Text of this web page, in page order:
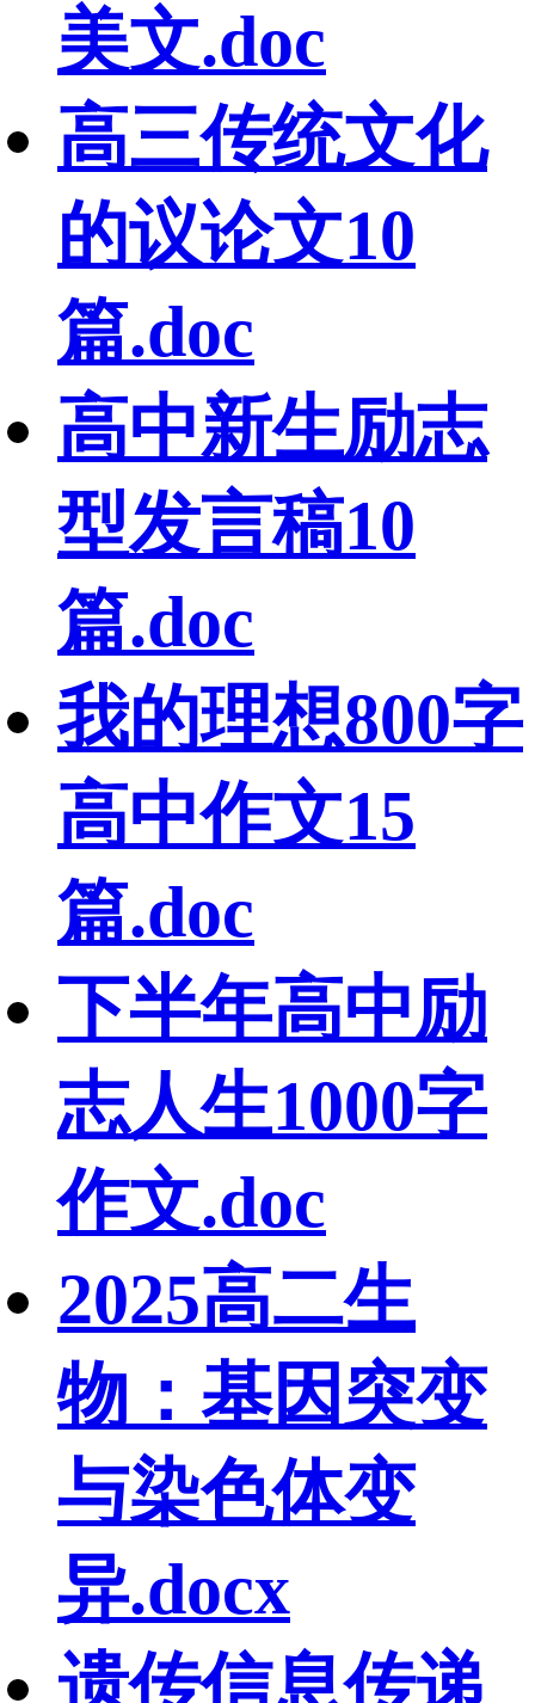
美文.doc
高三传统文化
的议论文10
篇.doc
高中新生励志
型发言稿10
篇.doc
我的理想800字
高中作文15
篇.doc
下半年高中励
志人生1000字
作文.doc
2025高二生
物：基因突变
与染色体变
异.docx
遗传信息传递